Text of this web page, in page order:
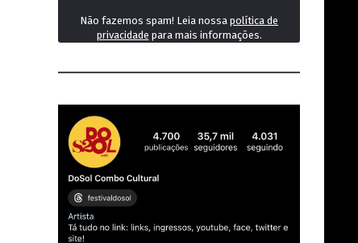
Não fazemos spam! Leia nossa política de
privacidade para mais informações.